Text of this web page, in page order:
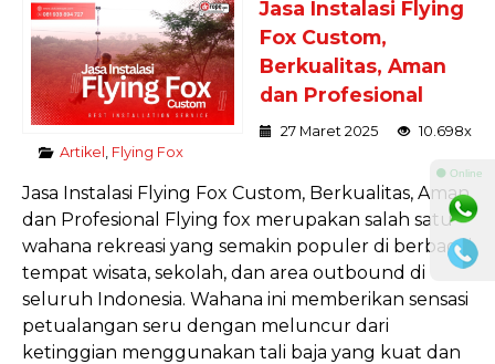
Jasa Instalasi Flying
Fox Custom,
Berkualitas, Aman
dan Profesional
27 Maret 2025
10.698x
Artikel
Flying Fox
Jasa Instalasi Flying Fox Custom, Berkualitas, Aman
dan Profesional Flying fox merupakan salah satu
wahana rekreasi yang semakin populer di berbagai
tempat wisata, sekolah, dan area outbound di
seluruh Indonesia. Wahana ini memberikan sensasi
petualangan seru dengan meluncur dari
ketinggian menggunakan tali baja yang kuat dan
⚫ Online